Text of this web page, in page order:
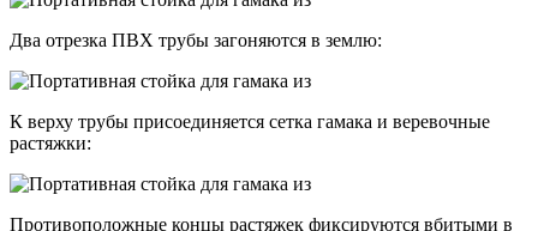
Два отрезка ПВХ трубы загоняются в землю:
К верху трубы присоединяется сетка гамака и веревочные
растяжки:
Противоположные концы растяжек фиксируются вбитыми в